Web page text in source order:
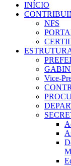
INÍCIO
NFS
Vice-